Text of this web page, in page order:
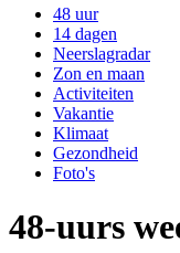
48 uur
14 dagen
Neerslagradar
Zon en maan
Activiteiten
Vakantie
Klimaat
Gezondheid
Foto's
48-uurs